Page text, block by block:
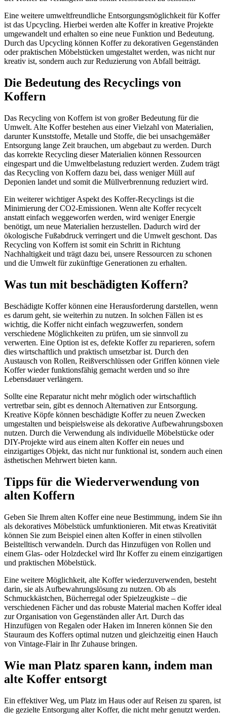
Eine weitere umweltfreundliche Entsorgungsmöglichkeit für Koffer
ist das Upcycling. Hierbei werden alte Koffer in kreative Projekte
umgewandelt und erhalten so eine neue Funktion und Bedeutung.
Durch das Upcycling können Koffer zu dekorativen Gegenständen
oder praktischen Möbelstücken umgestaltet werden, was nicht nur
kreativ ist, sondern auch zur Reduzierung von Abfall beiträgt.
Die Bedeutung des Recyclings von
Koffern
Das Recycling von Koffern ist von großer Bedeutung für die
Umwelt. Alte Koffer bestehen aus einer Vielzahl von Materialien,
darunter Kunststoffe, Metalle und Stoffe, die bei unsachgemäßer
Entsorgung lange Zeit brauchen, um abgebaut zu werden. Durch
das korrekte Recycling dieser Materialien können Ressourcen
eingespart und die Umweltbelastung reduziert werden. Zudem trägt
das Recycling von Koffern dazu bei, dass weniger Müll auf
Deponien landet und somit die Müllverbrennung reduziert wird.
Ein weiterer wichtiger Aspekt des Koffer-Recyclings ist die
Minimierung der CO2-Emissionen. Wenn alte Koffer recycelt
anstatt einfach weggeworfen werden, wird weniger Energie
benötigt, um neue Materialien herzustellen. Dadurch wird der
ökologische Fußabdruck verringert und die Umwelt geschont. Das
Recycling von Koffern ist somit ein Schritt in Richtung
Nachhaltigkeit und trägt dazu bei, unsere Ressourcen zu schonen
und die Umwelt für zukünftige Generationen zu erhalten.
Was tun mit beschädigten Koffern?
Beschädigte Koffer können eine Herausforderung darstellen, wenn
es darum geht, sie weiterhin zu nutzen. In solchen Fällen ist es
wichtig, die Koffer nicht einfach wegzuwerfen, sondern
verschiedene Möglichkeiten zu prüfen, um sie sinnvoll zu
verwerten. Eine Option ist es, defekte Koffer zu reparieren, sofern
dies wirtschaftlich und praktisch umsetzbar ist. Durch den
Austausch von Rollen, Reißverschlüssen oder Griffen können viele
Koffer wieder funktionsfähig gemacht werden und so ihre
Lebensdauer verlängern.
Sollte eine Reparatur nicht mehr möglich oder wirtschaftlich
vertretbar sein, gibt es dennoch Alternativen zur Entsorgung.
Kreative Köpfe können beschädigte Koffer zu neuen Zwecken
umgestalten und beispielsweise als dekorative Aufbewahrungsboxen
nutzen. Durch die Verwendung als individuelle Möbelstücke oder
DIY-Projekte wird aus einem alten Koffer ein neues und
einzigartiges Objekt, das nicht nur funktional ist, sondern auch einen
ästhetischen Mehrwert bieten kann.
Tipps für die Wiederverwendung von
alten Koffern
Geben Sie Ihrem alten Koffer eine neue Bestimmung, indem Sie ihn
als dekoratives Möbelstück umfunktionieren. Mit etwas Kreativität
können Sie zum Beispiel einen alten Koffer in einen stilvollen
Beistelltisch verwandeln. Durch das Hinzufügen von Rollen und
einem Glas- oder Holzdeckel wird Ihr Koffer zu einem einzigartigen
und praktischen Möbelstück.
Eine weitere Möglichkeit, alte Koffer wiederzuverwenden, besteht
darin, sie als Aufbewahrungslösung zu nutzen. Ob als
Schmuckkästchen, Bücherregal oder Spielzeugkiste – die
verschiedenen Fächer und das robuste Material machen Koffer ideal
zur Organisation von Gegenständen aller Art. Durch das
Hinzufügen von Regalen oder Haken im Inneren können Sie den
Stauraum des Koffers optimal nutzen und gleichzeitig einen Hauch
von Vintage-Flair in Ihr Zuhause bringen.
Wie man Platz sparen kann, indem man
alte Koffer entsorgt
Ein effektiver Weg, um Platz im Haus oder auf Reisen zu sparen, ist
die gezielte Entsorgung alter Koffer, die nicht mehr genutzt werden.